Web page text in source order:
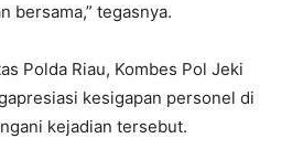
bersama,” tegasnya.
Polda Riau, Kombes Pol Jeki
kesigapan personel di
kejadian tersebut.